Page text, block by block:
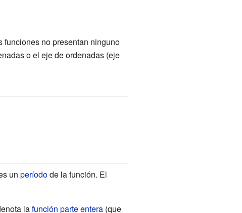
funciones no presentan ninguno
o el eje de ordenadas (eje
unperíodode la función. El
lafunción parte entera(que